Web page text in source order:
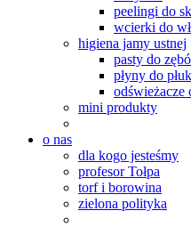
peelingi do
wcierki do
higiena jamy ustnej
pasty do
płyny do
odświeżacze
mini produkty
o nas
dla kogo jesteśmy
profesor Tołpa
torf i borowina
zielona polityka